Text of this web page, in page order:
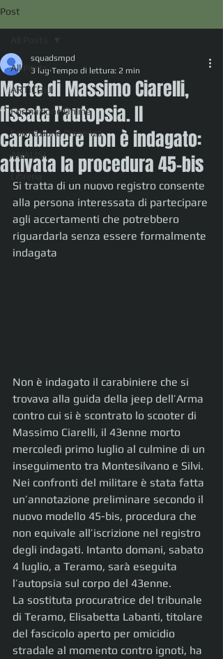
Post
All Posts
ARTICOLI
Formazione Online
Formazione Presenza
ANALISI
Libreria
Morte di Massimo Ciarelli,
fissata l'autopsia. Il
carabiniere non è indagato:
attivata la procedura 45-bis
squadsmpd
3 lug Tempo di lettura: 2 min
Si tratta di un nuovo registro consente
alla persona interessata di partecipare
agli accertamenti che potrebbero
riguardarla senza essere formalmente
indagata
Non è indagato il carabiniere che si
trovava alla guida della jeep dell’Arma
contro cui si è scontrato lo scooter di
Massimo Ciarelli, il 43enne morto
mercoledì primo luglio al culmine di un
inseguimento tra Montesilvano e Silvi.
Nei confronti del militare è stata fatta
un’annotazione preliminare secondo il
nuovo modello 45-bis, procedura che
non equivale all’iscrizione nel registro
degli indagati. Intanto domani, sabato
4 luglio, a Teramo, sarà eseguita
l’autopsia sul corpo del 43enne.
La sostituta procuratrice del tribunale
di Teramo, Elisabetta Labanti, titolare
del fascicolo aperto per omicidio
stradale al momento contro ignoti, ha